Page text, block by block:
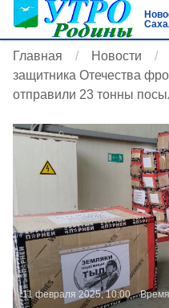
Главная Новости
защитника Отечества
отправили 23 тонны
11 февраля 2025, 10:00